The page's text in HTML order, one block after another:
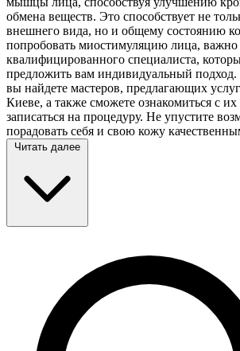
обмена веществ. Это способствует не
внешнего вида, но и общему состоянию
попробовать миостимуляцию лица, важно
квалифицированного специалиста,
предложить вам индивидуальный
вы найдете мастеров, предлагающих
Киеве, а также сможете ознакомиться с
записаться на процедуру. Не упустите
порадовать себя и свою кожу
Читать далее